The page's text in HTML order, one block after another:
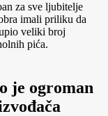
za sve ljubitelje
imali priliku da
veliki broj
pića.
je ogroman